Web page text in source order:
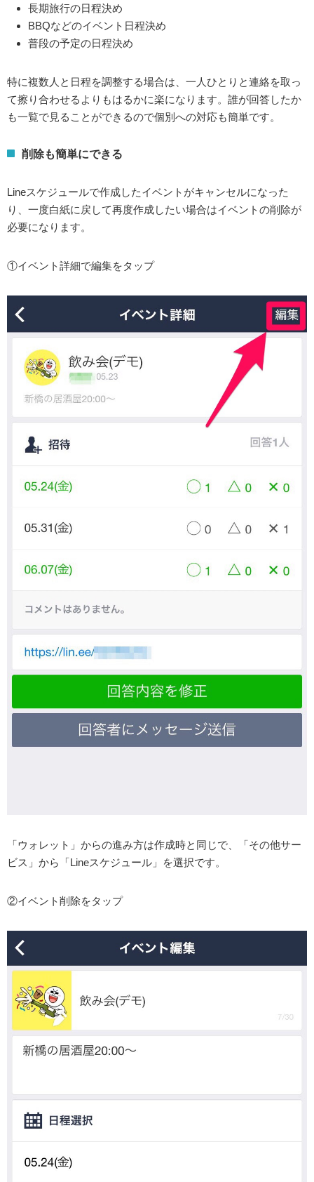
長期旅行の日程決め
BBQなどのイベント日程決め
普段の予定の日程決め
特に複数人と日程を調整する場合は、一人ひとりと連絡を取っ
て擦り合わせるよりもはるかに楽になります。誰が回答したか
も一覧で見ることができるので個別への対応も簡単です。
削除も簡単にできる
Lineスケジュールで作成したイベントがキャンセルになった
り、一度白紙に戻して再度作成したい場合はイベントの削除が
必要になります。
①イベント詳細で編集をタップ
「ウォレット」からの進み方は作成時と同じで、「その他サー
ビス」から「Lineスケジュール」を選択です。
②イベント削除をタップ